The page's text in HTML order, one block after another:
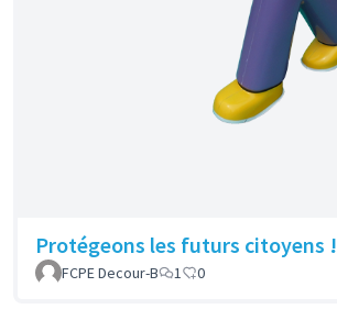
Protégeons les futurs citoyens !
FCPE Decour-B
1 0